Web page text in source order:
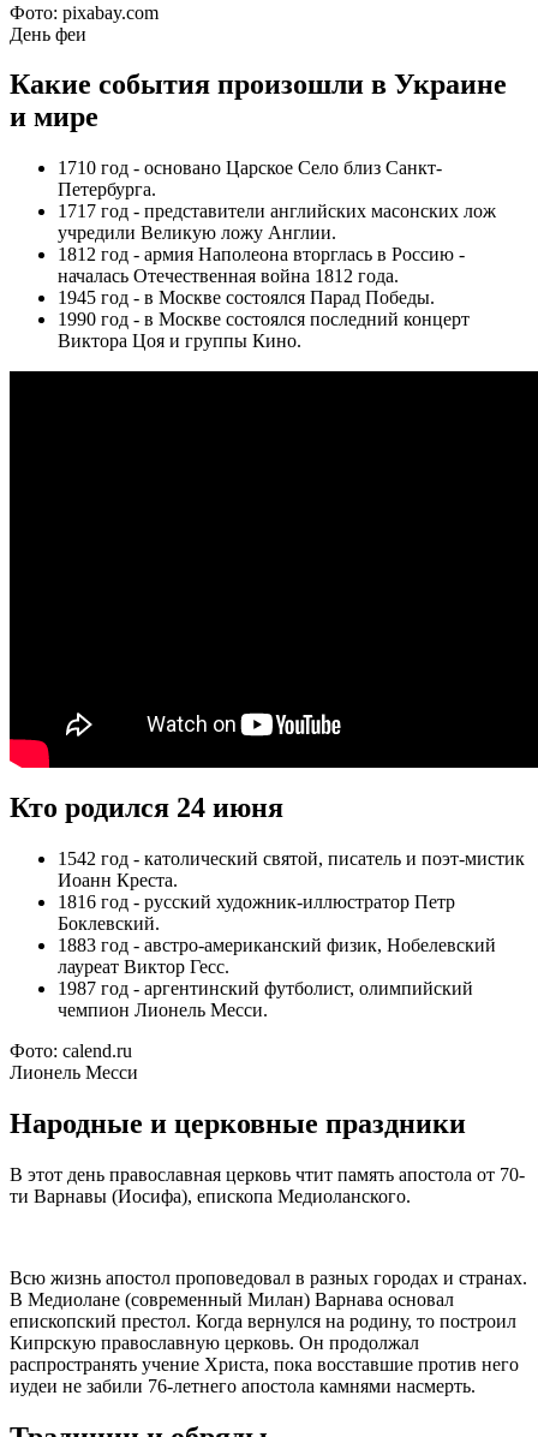
Фото: pixabay.com
День феи
Какие события произошли в Украине
и мире
1710 год - основано Царское Село близ Санкт-
Петербурга.
1717 год - представители английских масонских лож
учредили Великую ложу Англии.
1812 год - армия Наполеона вторглась в Россию -
началась Отечественная война 1812 года.
1945 год - в Москве состоялся Парад Победы.
1990 год - в Москве состоялся последний концерт
Виктора Цоя и группы Кино.
Кто родился 24 июня
1542 год - католический святой, писатель и поэт-мистик
Иоанн Креста.
1816 год - русский художник-иллюстратор Петр
Боклевский.
1883 год - австро-американский физик, Нобелевский
лауреат Виктор Гесс.
1987 год - аргентинский футболист, олимпийский
чемпион Лионель Месси.
Фото: calend.ru
Лионель Месси
Народные и церковные праздники
В этот день православная церковь чтит память апостола от 70-
ти Варнавы (Иосифа), епископа Медиоланского.
Всю жизнь апостол проповедовал в разных городах и странах.
В Медиолане (современный Милан) Варнава основал
епископский престол. Когда вернулся на родину, то построил
Кипрскую православную церковь. Он продолжал
распространять учение Христа, пока восставшие против него
иудеи не забили 76-летнего апостола камнями насмерть.